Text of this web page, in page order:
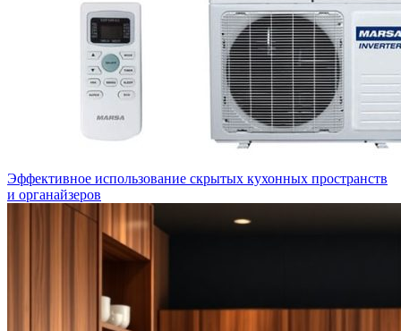
Эффективное использование скрытых кухонных пространств
и органайзеров